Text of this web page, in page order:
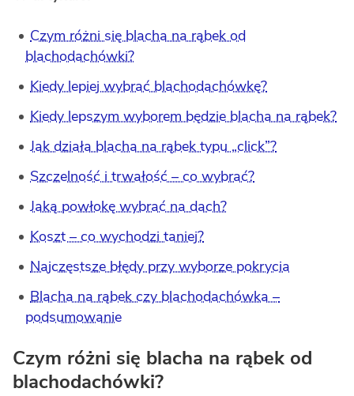
Czym różni się blacha na rąbek od
blachodachówki?
Kiedy lepiej wybrać blachodachówkę?
Kiedy lepszym wyborem będzie blacha na rąbek?
Jak działa blacha na rąbek typu „click”?
Szczelność i trwałość – co wybrać?
Jaką powłokę wybrać na dach?
Koszt – co wychodzi taniej?
Najczęstsze błędy przy wyborze pokrycia
Blacha na rąbek czy blachodachówka –
podsumowanie
Czym różni się blacha na rąbek od
blachodachówki?